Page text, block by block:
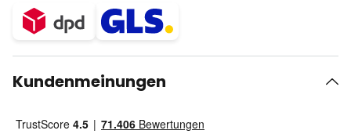
Kundenmeinungen